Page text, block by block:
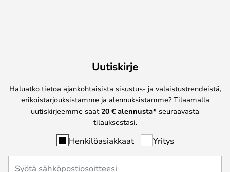
Uutiskirje
Haluatko tietoa ajankohtaisista sisustus- ja valaistustrendeistä,
erikoistarjouksistamme ja alennuksistamme? Tilaamalla
uutiskirjeemme saat 20 € alennusta* seuraavasta
tilauksestasi.
Henkilöasiakkaat Yritys